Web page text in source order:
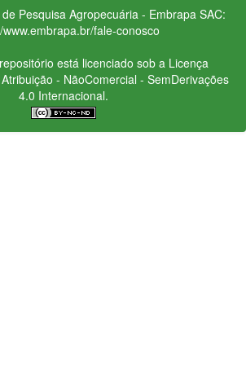
Pesquisa Agropecuária - Embrapa SAC:
www.embrapa.br/fale-conosco
está licenciado sob a Licença
- NãoComercial - SemDerivações
4.0 Internacional.